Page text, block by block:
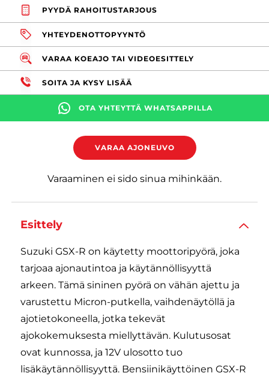
PYYDÄ RAHOITUSTARJOUS
YHTEYDENOTTOPYYNTÖ
VARAA KOEAJO TAI VIDEOESITTELY
SOITA JA KYSY LISÄÄ
OTA YHTEYTTÄ WHATSAPPILLA
VARAA AJONEUVO
Varaaminen ei sido sinua mihinkään.
Esittely
Suzuki GSX-R on käytetty moottoripyörä, joka
tarjoaa ajonautintoa ja käytännöllisyyttä
arkeen. Tämä sininen pyörä on vähän ajettu ja
varustettu Micron-putkella, vaihdenäytöllä ja
ajotietokoneella, jotka tekevät
ajokokemuksesta miellyttävän. Kulutusosat
ovat kunnossa, ja 12V ulosotto tuo
lisäkäytännöllisyyttä. Bensiinikäyttöinen GSX-R